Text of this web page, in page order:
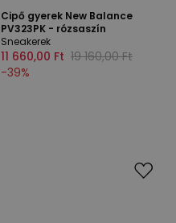
Cipő gyerek New Balance
PV323PK - rózsaszín
Sneakerek
11 660,00 Ft 19 160,00 Ft
-39%